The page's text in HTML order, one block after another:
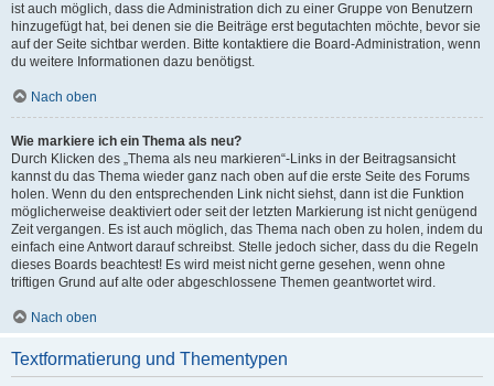
ist auch möglich, dass die Administration dich zu einer Gruppe von Benutzern
hinzugefügt hat, bei denen sie die Beiträge erst begutachten möchte, bevor sie
auf der Seite sichtbar werden. Bitte kontaktiere die Board-Administration, wenn
du weitere Informationen dazu benötigst.
Nach oben
Wie markiere ich ein Thema als neu?
Durch Klicken des „Thema als neu markieren“-Links in der Beitragsansicht
kannst du das Thema wieder ganz nach oben auf die erste Seite des Forums
holen. Wenn du den entsprechenden Link nicht siehst, dann ist die Funktion
möglicherweise deaktiviert oder seit der letzten Markierung ist nicht genügend
Zeit vergangen. Es ist auch möglich, das Thema nach oben zu holen, indem du
einfach eine Antwort darauf schreibst. Stelle jedoch sicher, dass du die Regeln
dieses Boards beachtest! Es wird meist nicht gerne gesehen, wenn ohne
triftigen Grund auf alte oder abgeschlossene Themen geantwortet wird.
Nach oben
Textformatierung und Thementypen